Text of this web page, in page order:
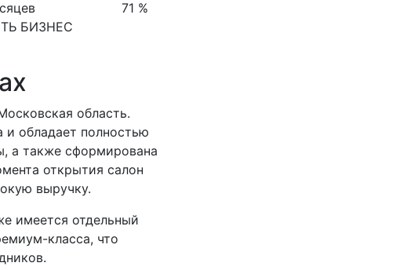
БИЗНЕС
71 %
область.
и обладает полностью
а также сформирована
открытия салон
выручку.
имеется отдельный
класса, что